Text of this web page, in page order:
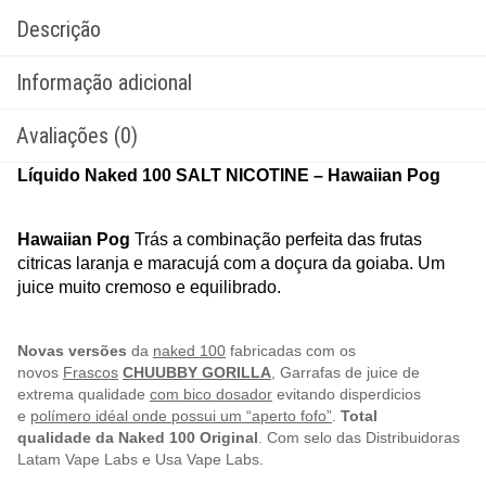
Descrição
Informação adicional
Avaliações (0)
Líquido Naked 100 SALT NICOTINE – Hawaiian Pog
Hawaiian Pog Trás a combinação perfeita das frutas
citricas laranja e maracujá com a doçura da goiaba. Um
juice muito cremoso e equilibrado.
Novas versões da naked 100 fabricadas com os
novos Frascos CHUUBBY GORILLA , Garrafas de juice de
extrema qualidade com bico dosador evitando disperdicios
e polímero idéal onde possui um “aperto fofo” Total
qualidade da Naked 100 Original . Com selo das Distribuidoras
Latam Vape Labs e Usa Vape Labs.